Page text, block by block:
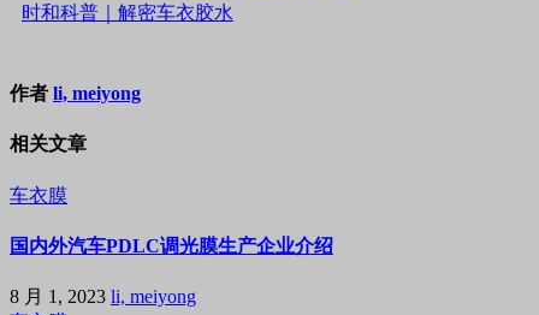
时和科普｜解密车衣胶水
作者 li, meiyong
相关文章
车衣膜
国内外汽车PDLC调光膜生产企业介绍
8 月 1, 2023 li, meiyong